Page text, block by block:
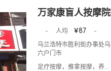
万家康盲人按摩院
- 人均 ￥87
-
乌兰浩特市胜利街办事处
六户门市
足疗按摩，推拿按摩，养...